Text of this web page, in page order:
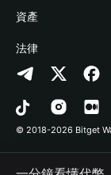
幫助中心
‌聯繫我們
品牌資源
工作機會
Crypto Swap API
Altcoin Season
Prediction Markets
DApp
Bitget Wallet Pay
合作上架
安全防護技術
快捷買幣
授權檢測
合約檢測
批次轉帳
資產
Arbitrum
Avalanche
Bitcoin
法律
隱私協議
用戶使用協議
© 2018-2026 Bitget